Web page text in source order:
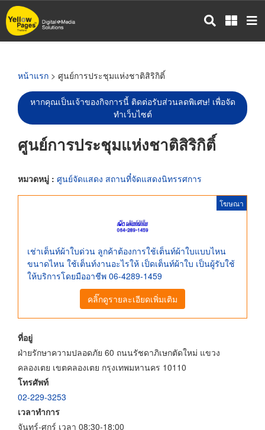
ข้าม
ไป
หน้าแรก > ศูนย์การประชุมแห่งชาติสิริกิติ์
หากคุณเป็นเจ้าของกิจการนี้ ติดต่อรับส่วนลดพิเศษ! เพื่อจัด
ทำเว็บไซต์
ศูนย์การประชุมแห่งชาติสิริกิติ์
หมวดหมู่ : ศูนย์จัดแสดง สถานที๋จัดแสดงนิทรรศการ
โฆษณา
เช่าเต็นท์ผ้าใบด่วน ลูกค้าต้องการใช้เต็นท์ผ้าใบแบบไหน
ขนาดไหน ใช้เต็นท์งานอะไรให้ เป็ดเต็นท์ผ้าใบ เป็นผู้รับใช้
ให้บริการโดยมืออาชีพ 06-4289-1459
คลิ๊กดูรายละเอียดเพิ่มเติม
ที่อยู่
ฝ่ายรักษาความปลอดภัย 60 ถนนรัชดาภิเษกตัดใหม่ แขวง
คลองเตย เขตคลองเตย กรุงเทพมหานคร 10110
โทรศัพท์
02-229-3253
เวลาทำการ
จันทร์-ศุกร์ เวลา 08:30-18:00